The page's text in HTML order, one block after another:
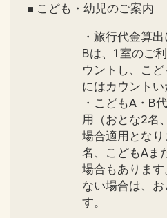
■ こども・幼児のご案内
・旅行代金算
Bは、1室のご
ウントし、こ
にはカウントい
・こどもA・B
用（おとな2名
場合適用とな
名、こどもAま
場合もありま
ない場合は、
す。